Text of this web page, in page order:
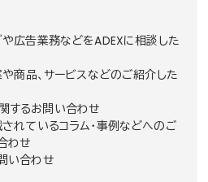
や広告業務などをADEXに相談した
商品、サービスなどのご紹介した
するお問い合わせ
れているコラム・事例などへのご
わせ
い合わせ